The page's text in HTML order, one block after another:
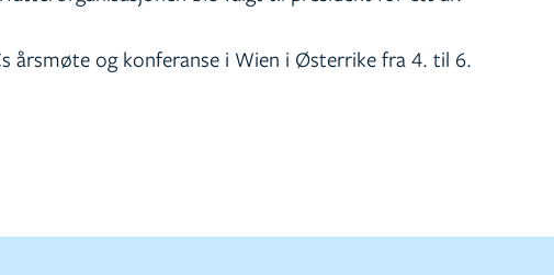
årsmøte og konferanse i Wien i Østerrike fra 4. til 6.